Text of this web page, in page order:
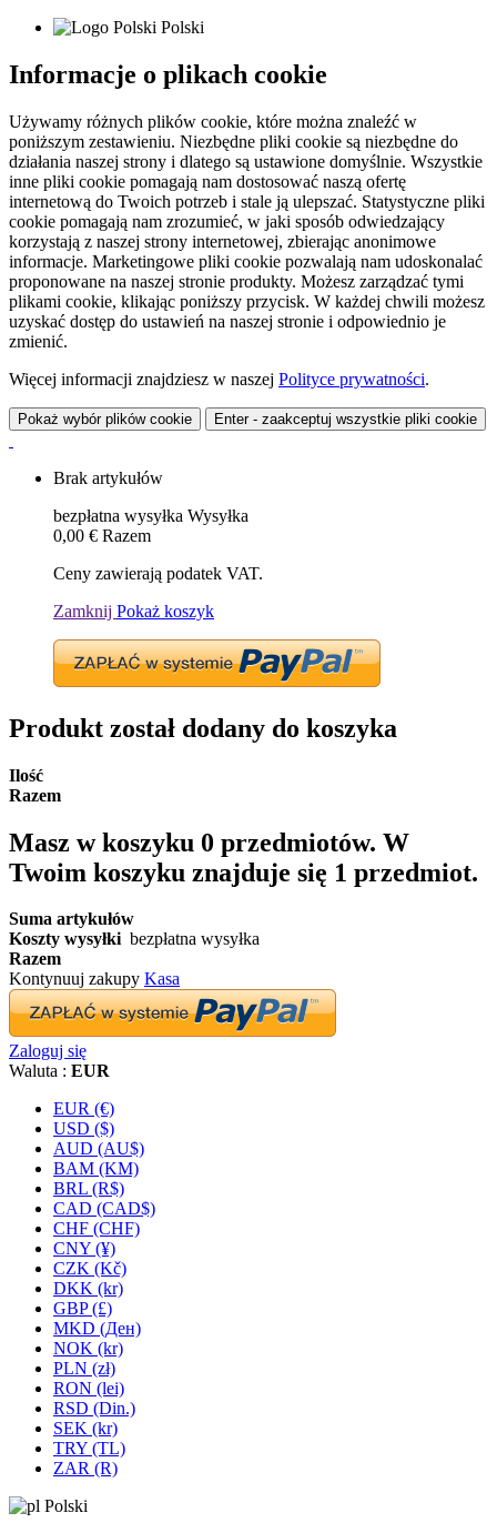
Polski
Informacje o plikach cookie
Używamy różnych plików cookie, które można znaleźć w
poniższym zestawieniu. Niezbędne pliki cookie są niezbędne do
działania naszej strony i dlatego są ustawione domyślnie. Wszystkie
inne pliki cookie pomagają nam dostosować naszą ofertę
internetową do Twoich potrzeb i stale ją ulepszać. Statystyczne pliki
cookie pomagają nam zrozumieć, w jaki sposób odwiedzający
korzystają z naszej strony internetowej, zbierając anonimowe
informacje. Marketingowe pliki cookie pozwalają nam udoskonalać
proponowane na naszej stronie produkty. Możesz zarządzać tymi
plikami cookie, klikając poniższy przycisk. W każdej chwili możesz
uzyskać dostęp do ustawień na naszej stronie i odpowiednio je
zmienić.
Więcej informacji znajdziesz w naszej Polityce prywatności.
Pokaż wybór plików cookie Enter - zaakceptuj wszystkie pliki cookie
Brak artykułów
bezpłatna wysyłka Wysyłka
0,00 € Razem
Ceny zawierają podatek VAT.
Zamknij Pokaż koszyk
Produkt został dodany do koszyka
Ilość
Razem
Masz w koszyku 0 przedmiotów. W
Twoim koszyku znajduje się 1 przedmiot.
Suma artykułów
Koszty wysyłki bezpłatna wysyłka
Razem
Kontynuuj zakupy Kasa
Zaloguj się
Waluta : EUR
EUR (€)
USD ($)
AUD (AU$)
BAM (KM)
BRL (R$)
CAD (CAD$)
CHF (CHF)
CNY (¥)
CZK (Kč)
DKK (kr)
GBP (£)
MKD (Ден)
NOK (kr)
PLN (zł)
RON (lei)
RSD (Din.)
SEK (kr)
TRY (TL)
ZAR (R)
Polski